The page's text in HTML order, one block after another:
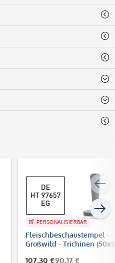
PERSONALISIERBAR
Fleischbeschaustempel -
Großwild - Trichinen
107,30 €90,17 €